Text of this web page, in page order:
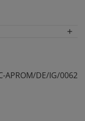
cms-
APROM/DE/IG/0062